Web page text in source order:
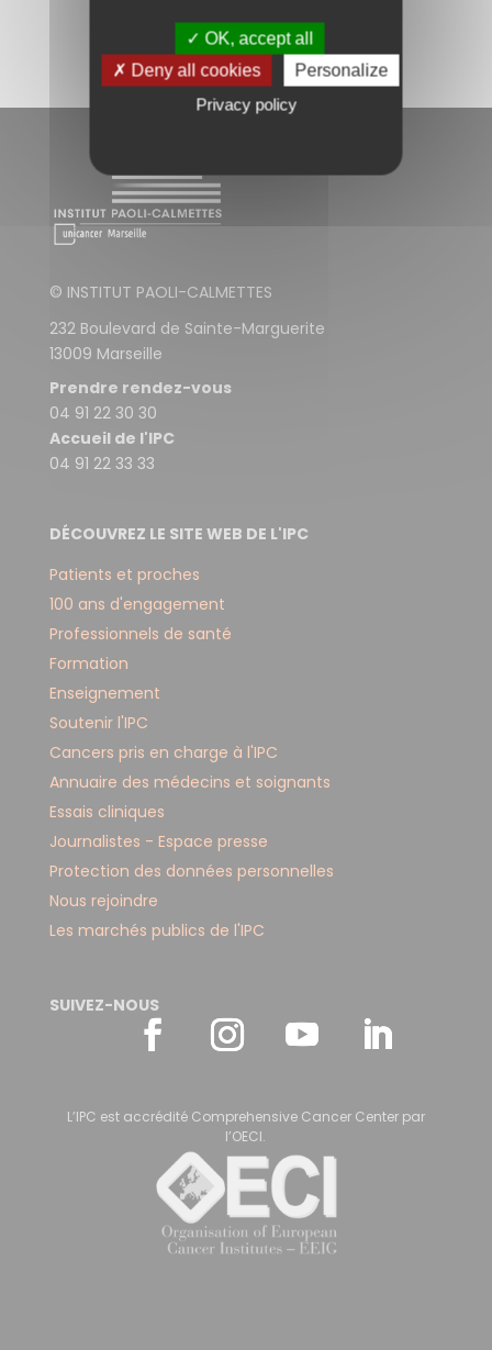
© INSTITUT PAOLI-CALMETTES
232 Boulevard de Sainte-Marguerite
13009 Marseille
Prendre rendez-vous
04 91 22 30 30
Accueil de l'IPC
04 91 22 33 33
DÉCOUVREZ LE SITE WEB DE L'IPC
Patients et proches
100 ans d'engagement
Professionnels de santé
Formation
Enseignement
Soutenir l'IPC
Cancers pris en charge à l'IPC
Annuaire des médecins et soignants
Essais cliniques
Journalistes - Espace presse
Protection des données personnelles
Nous rejoindre
Les marchés publics de l'IPC
SUIVEZ-NOUS
L’IPC est accrédité Comprehensive Cancer Center par
l’OECI.
✓ OK, accept all
✗ Deny all cookies
Personalize
Privacy policy